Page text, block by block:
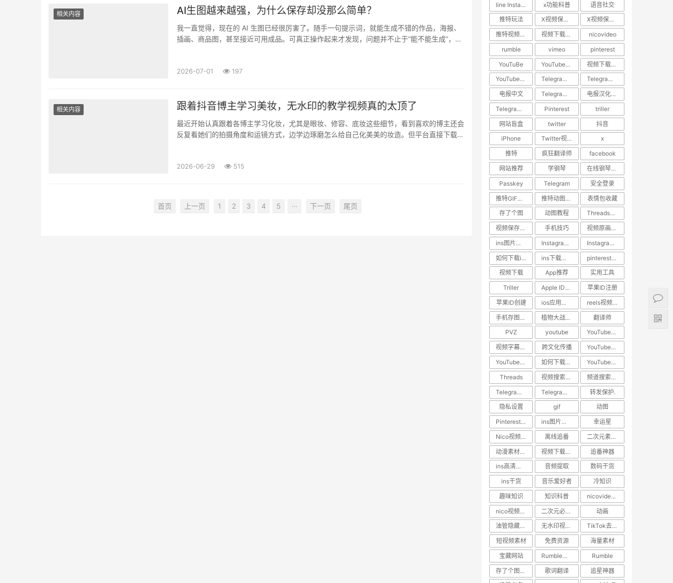
相关内容 AI生图越来越强，为什么保存却没那么简单？
我一直觉得，现在的 AI 生图已经很厉害了。随手一句提示词，就能生成不错的作品，海报、
插画、商品图，甚至接近可用成品。可真正操作起来才发现，问题并不止于“能不能生成”，而
2026-07-01 197
相关内容 跟着抖音博主学习美妆，无水印的教学视频真的太顶了
最近开始认真跟着各博主学习化妆，尤其是眼妆、修容、底妆这些细节，看到喜欢的博主还会
反复看她们的拍摄角度和运镜方式，边学边琢磨怎么给自己化美美的妆造。但平台直接下载的
2026-06-29 515
首页 上一页 1 2 3 4 5 ··· 下一页 尾页
line Instagram
x功能科普
语音社交
推特玩法
X视频保存攻略
X视频保存教程
推特视频下载
视频下载神器
nicovideo
rumble
vimeo
pinterest
YouTuBe
YouTube视频下载
视频下载教程
YouTube视频搬运
​Telegram汉化
Telegram中文设置
电报中文
Telegram使用技巧
电报汉化方法
Telegram教程
Pinterest
triller
网站盲盒
twitter
抖音
iPhone
Twitter视频去水印
x
推特
疯狂翻译师
facebook
网站推荐
学钢琴
在线钢琴学习网站
Passkey
Telegram
安全登录
推特GIF存图
推特动图保存
表情包收藏
存了个图
动图教程
Threads教程
视频保存技巧
手机技巧
视频原画质下载
ins图片下载
Instagram图片保存
Instagram内容下载
如何下载ins照片
ins下载助手
pinterest视频下载
视频下载
App推荐
实用工具
Triller
Apple ID教程
苹果ID注册
苹果ID创建
ios应用下载
reels视频下载教程
手机存图神器
植物大战僵尸
翻译师
PVZ
youtube
YouTube技巧
视频字幕翻译
跨文化传播
YouTube下载
YouTube视频下载
如何下载YouTube视频
YouTube教程
Threads
视频搜索方法
频道搜索方法
Telegram隐私保护
Telegram技巧
转发保护.
隐私设置
gif
动图
Pinterest动图保存
ins图片保存.日常美图
幸运星
Nico视频下载
离线追番
二次元素材下载
动漫素材保存
视频下载工具
追番神器
ins高清视频下载
音频提取
数码干货
ins干货
音乐爱好者
冷知识
趣味知识
知识科普
nicovideo视频下载
nico视频如何保存到手机
二次元必备工具
动画
油管隐藏技巧
无水印视频下载
TikTok去水印
短视频素材
免费资源
海量素材
宝藏网站
Rumble视频下载
Rumble
存了个图App
歌词翻译
追星神器